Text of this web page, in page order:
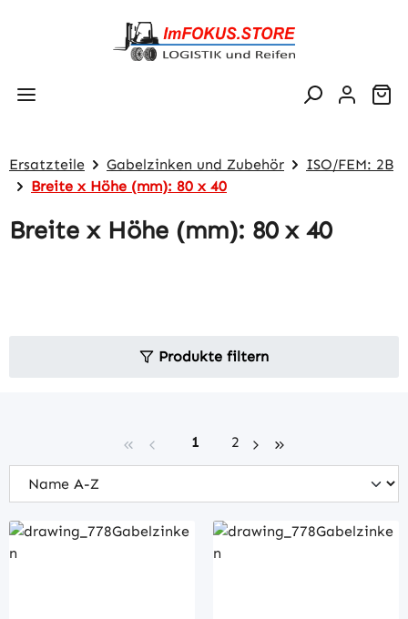
Zum Hauptinhalt springen
Ersatzteile Gabelzinken und Zubehör
ISO/FEM: 2B
Breite x Höhe (mm): 80 x 40
Breite x Höhe (mm): 80 x 40
Produkte filtern
Seite
1 Seite
2